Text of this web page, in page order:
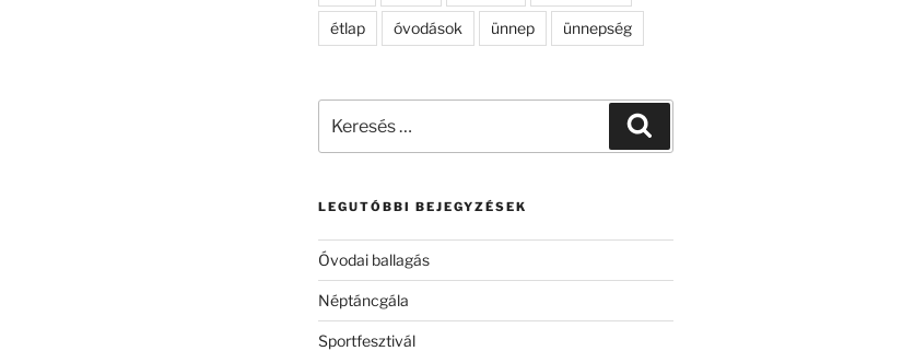
étlap óvodások ünnep ünnepség
következő
LEGUTÓBBI BEJEGYZÉSEK
Óvodai ballagás
Néptáncgála
Sportfesztivál